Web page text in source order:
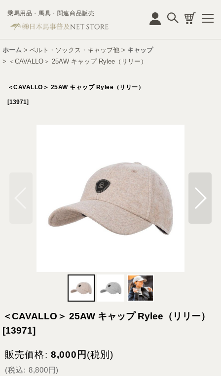
乗馬用品・馬具・関連商品販売
ホーム > ベルト・ソックス・キャップ他 > キャップ
> ＜CAVALLO＞ 25AW キャップ Rylee（リリー）
＜CAVALLO＞ 25AW キャップ Rylee（リリー）
[13971]
＜CAVALLO＞ 25AW キャップ Rylee（リリー）
[13971]
販売価格: 8,000 円 (税別)
(税込: 8,800円)